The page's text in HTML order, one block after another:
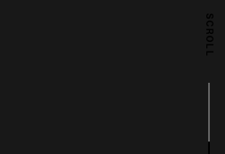
SCROLL